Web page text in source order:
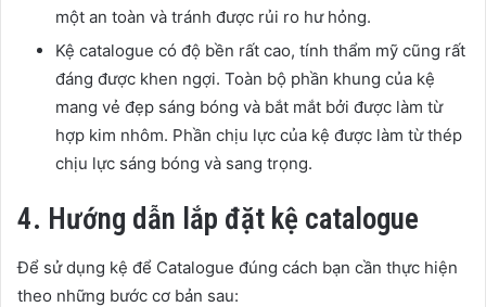
một an toàn và tránh được rủi ro hư hỏng.
Kệ catalogue có độ bền rất cao, tính thẩm mỹ cũng rất
đáng được khen ngợi. Toàn bộ phần khung của kệ
mang vẻ đẹp sáng bóng và bắt mắt bởi được làm từ
hợp kim nhôm. Phần chịu lực của kệ được làm từ thép
chịu lực sáng bóng và sang trọng.
4. Hướng dẫn lắp đặt kệ catalogue
Để sử dụng kệ để Catalogue đúng cách bạn cần thực hiện
theo những bước cơ bản sau: